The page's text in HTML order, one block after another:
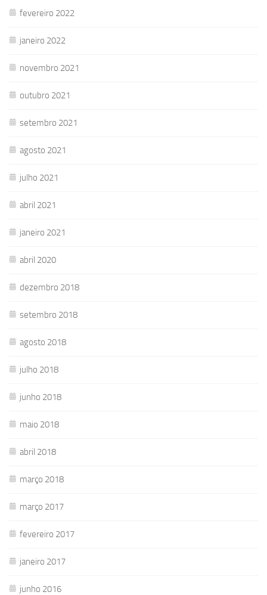
fevereiro 2022
janeiro 2022
novembro 2021
outubro 2021
setembro 2021
agosto 2021
julho 2021
abril 2021
janeiro 2021
abril 2020
dezembro 2018
setembro 2018
agosto 2018
julho 2018
junho 2018
maio 2018
abril 2018
março 2018
março 2017
fevereiro 2017
janeiro 2017
junho 2016